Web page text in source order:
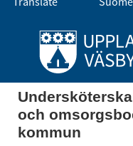
och
kommun